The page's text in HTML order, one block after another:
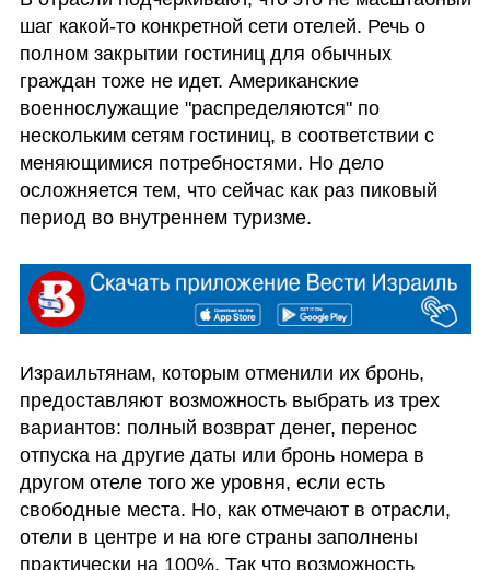
шаг какой-то конкретной сети отелей. Речь о
полном закрытии гостиниц для обычных
граждан тоже не идет. Американские
военнослужащие "распределяются" по
нескольким сетям гостиниц, в соответствии с
меняющимися потребностями. Но дело
осложняется тем, что сейчас как раз пиковый
период во внутреннем туризме.
Израильтянам, которым отменили их бронь,
предоставляют возможность выбрать из трех
вариантов: полный возврат денег, перенос
отпуска на другие даты или бронь номера в
другом отеле того же уровня, если есть
свободные места. Но, как отмечают в отрасли,
отели в центре и на юге страны заполнены
практически на 100%. Так что возможность